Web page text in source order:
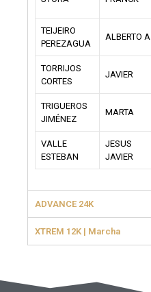
TEIJEIRO
PEREZAGUA
ALBERTO A
TORRIJOS
CORTES
JAVIER
TRIGUEROS
JIMÉNEZ
MARTA
VALLE
ESTEBAN
JESUS
JAVIER
ADVANCE 24K
XTREM 12K | Marcha